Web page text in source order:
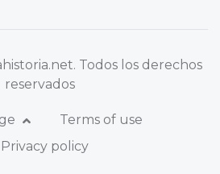
. Todos los derechos
reservados
Terms of use
Privacy policy